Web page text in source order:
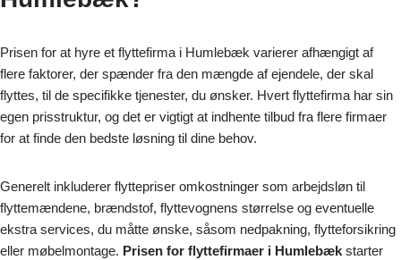
Prisen for at hyre et flyttefirma i Humlebæk varierer afhængigt af
flere faktorer, der spænder fra den mængde af ejendele, der skal
flyttes, til de specifikke tjenester, du ønsker. Hvert flyttefirma har sin
egen prisstruktur, og det er vigtigt at indhente tilbud fra flere firmaer
for at finde den bedste løsning til dine behov.
Generelt inkluderer flyttepriser omkostninger som arbejdsløn til
flyttemændene, brændstof, flyttevognens størrelse og eventuelle
ekstra services, du måtte ønske, såsom nedpakning, flytteforsikring
eller møbelmontage. Prisen for flyttefirmaer i Humlebæk starter